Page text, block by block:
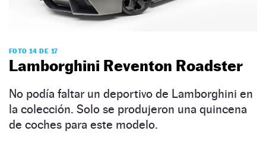
FOTO 14 DE 17
Lamborghini Reventon Roadster
No podía faltar un deportivo de Lamborghini en
la colección. Solo se produjeron una quincena
de coches para este modelo.